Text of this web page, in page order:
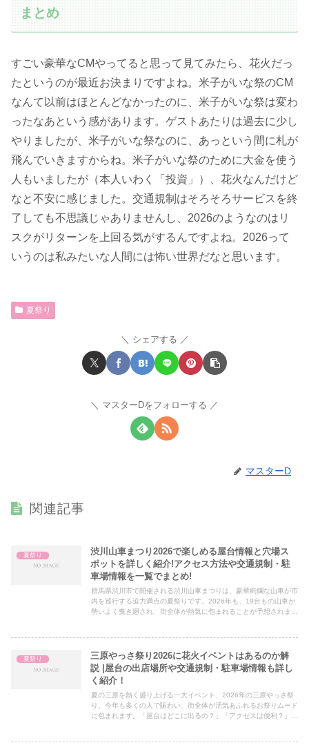
まとめ
すごい豪華なCMやってると思って見てみたら、花火だっ
たというのが最近お決まりですよね。米子がいな祭のCM
なんて以前はほとんどなかったのに、米子がいな祭は変わ
ったなあという感があります。ゲストあたりは過去に少し
やりましたが、米子がいな祭なのに、あっという間に札が
飛んでいきますからね。米子がいな祭のために大金を使う
人もいましたが（本人いわく「投資」）、花火なんだけど
なと不安に感じました。交通規制はそろそろサービスを終
了しても不思議じゃありませんし、2026のようなのはリ
スクがリターンを上回る気がするんですよね。2026って
いうのは私みたいな人間には怖い世界だなと思います。
夏祭り
シェアする
マスターDをフォローする
マスターD
関連記事
夏祭り
渋川山車まつり2026で楽しめる屋台情報と穴場ス
ポットを詳しく紹介!アクセス方法や交通規制・駐
車場情報を一覧でまとめ!
群馬県渋川市で開催される渋川山車まつりは、豪華絢爛な山車が市
内を巡行する迫力満点の夏祭りです。2026年も、19台もの山車が
勢いよく曳き廻され、街全体が熱気に包まれることが予想されま
夏祭り
三原やっさ祭り2026に花火イベントはあるのか解
説 |屋台の出店場所や交通規制・駐車場情報も詳し
く紹介！
夏の三原を熱く盛り上げる一大イベント、2026年の三原やっさ祭
り。今年も多くの人で賑わい、街全体が活気あふれるお祭りムード
に包まれます。「屋台はどこに出るの？」「アクセスは便利？」